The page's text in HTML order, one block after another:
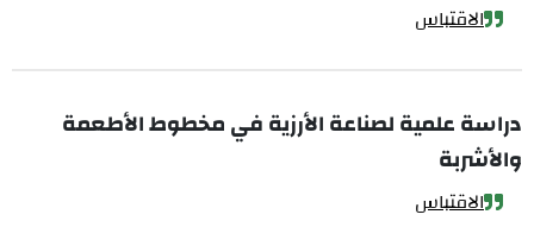
الاقتباس
دراسة علمية لصناعة الأرزية في مخطوط الأطعمة
والأشربة
الاقتباس